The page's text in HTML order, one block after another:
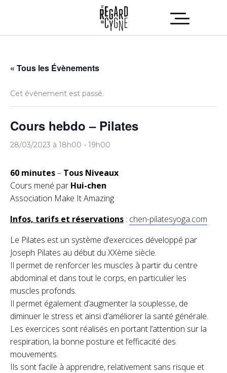
« Tous les Évènements
Cet évènement est passé.
Cours hebdo – Pilates
28/03/2023 à 18h00 - 19h00
60 minutes– Tous Niveaux
Cours mené par Hui-chen
Association Make It Amazing
Infos, tarifs et réservations : chen-pilatesyoga.com
Le Pilates est un système d’exercices développé par
Joseph Pilates au début du XXème siècle.
Il permet de renforcer les muscles à partir du centre
abdominal et dans tout le corps, en particulier les
muscles profonds.
Il permet également d’augmenter la souplesse, de
diminuer le stress et ainsi d’améliorer la santé générale.
Les exercices sont réalisés en portant l’attention sur la
respiration, la bonne posture et l’efficacité des
mouvements.
Ils sont facile à apprendre, relativement sans risque et